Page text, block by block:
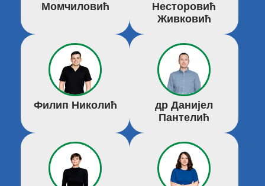
Момчиловић
Несторовић
Живковић
Филип Николић
др Данијел
Пантелић